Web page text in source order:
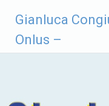
contenuto
Gianluca
Onlus –